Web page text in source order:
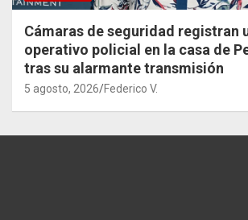
Cámaras de seguridad registran
operativo policial en la casa de
tras su alarmante transmisión
5 agosto, 2026 Federico V.